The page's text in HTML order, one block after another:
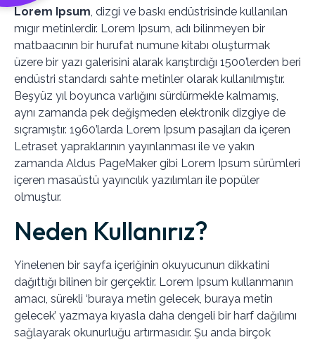
Lorem Ipsum, dizgi ve baskı endüstrisinde kullanılan
mıgır metinlerdir. Lorem Ipsum, adı bilinmeyen bir
matbaacının bir hurufat numune kitabı oluşturmak
üzere bir yazı galerisini alarak karıştırdığı 1500’lerden beri
endüstri standardı sahte metinler olarak kullanılmıştır.
Beşyüz yıl boyunca varlığını sürdürmekle kalmamış,
aynı zamanda pek değişmeden elektronik dizgiye de
sıçramıştır. 1960’larda Lorem Ipsum pasajları da içeren
Letraset yapraklarının yayınlanması ile ve yakın
zamanda Aldus PageMaker gibi Lorem Ipsum sürümleri
içeren masaüstü yayıncılık yazılımları ile popüler
olmuştur.
Neden Kullanırız?
Yinelenen bir sayfa içeriğinin okuyucunun dikkatini
dağıttığı bilinen bir gerçektir. Lorem Ipsum kullanmanın
amacı, sürekli ‘buraya metin gelecek, buraya metin
gelecek’ yazmaya kıyasla daha dengeli bir harf dağılımı
sağlayarak okunurluğu artırmasıdır. Şu anda birçok